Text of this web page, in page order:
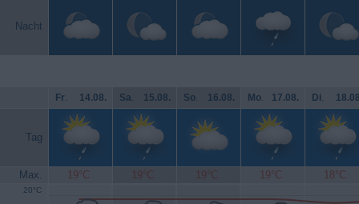
Nacht
Fr. 14.08. Sa. 15.08. So. 16.08. Mo. 17.08. Di.
Tag
Max. 19°C 19°C 19°C 19°C 18°C
20°C